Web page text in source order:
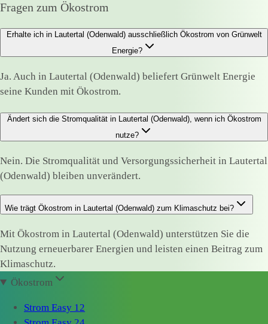
Fragen zum Ökostrom
Erhalte ich in Lautertal (Odenwald) ausschließlich Ökostrom von Grünwelt
Energie?
Ja. Auch in Lautertal (Odenwald) beliefert Grünwelt Energie
seine Kunden mit Ökostrom.
Ändert sich die Stromqualität in Lautertal (Odenwald), wenn ich Ökostrom
nutze?
Nein. Die Stromqualität und Versorgungssicherheit in Lautertal
(Odenwald) bleiben unverändert.
Wie trägt Ökostrom in Lautertal (Odenwald) zum Klimaschutz bei?
Mit Ökostrom in Lautertal (Odenwald) unterstützen Sie die
Nutzung erneuerbarer Energien und leisten einen Beitrag zum
Klimaschutz.
Ökostrom
Strom Easy 12